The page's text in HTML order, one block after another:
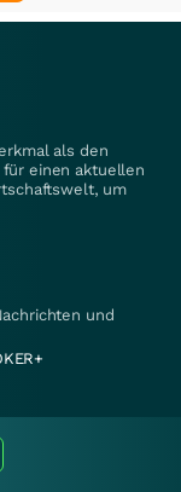
als den
einen aktuellen
um
und